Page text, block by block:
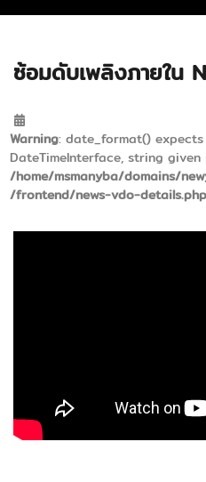
ซ้อมดับเพลิงภายใน
Warning: date_format()
DateTimeInterface, string given
/home/msmanyba/domains/
/frontend/news-vdo-details.php